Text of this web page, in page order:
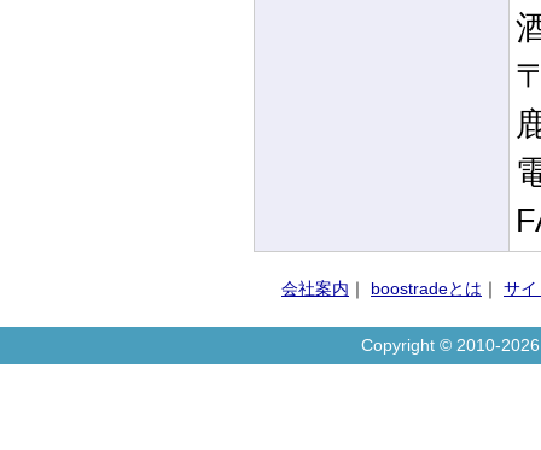
会社案内 ｜ boostradeとは ｜ サイ
Copyright © 2010-